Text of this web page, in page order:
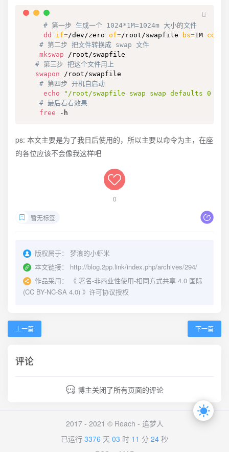
# 第一步 生成一个 1024*1M=1024m 大小的文件
dd
if=/dev/zero of=/root/swapfile bs=1M count
# 第二步 把文件转换成 swap 文件
mkswap /root/swapfile
# 第三步 把这个文件用上
swapon /root/swapfile
# 第四步 开机自启动
echo
"/root/swapfile swap swap defaults 0 0"
# 最后看看效果
free -h
ps: 本文主要是为了我日后使用的，所以主要以命令为主，在座
的各位应该不会像我这样吧
0
暂无标签
版权属于：
梦浪的小虾米
本文链接：
http://blog.2pp.link/index.php/archives/294/
作品采用：
《 署名-非商业性使用-相同方式共享 4.0 国际
(CC BY-NC-SA 4.0) 》许可协议授权
上一篇 下一篇
评论
博主关闭了所有页面的评论
2017 - 2021 © Reach - 追梦人
已运行 3376 天 03 时 11 分 24 秒